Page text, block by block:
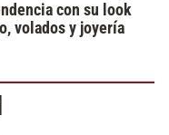
con su look
volados y joyería